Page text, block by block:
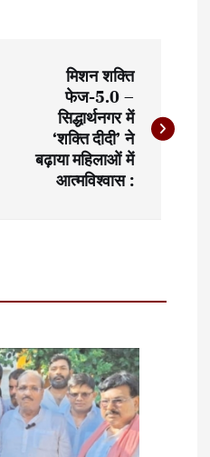
मिशन शक्ति
फेज-5.0 –
सिद्धार्थनगर में
‘शक्ति दीदी’ ने
बढ़ाया महिलाओं में
आत्मविश्वास :